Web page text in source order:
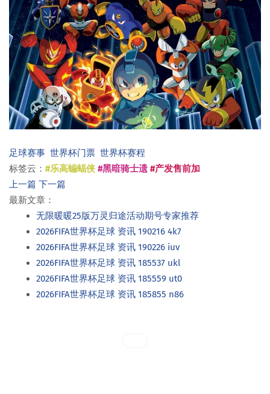
足球赛事 世界杯门票 世界杯赛程
标签云： #乐高蝙蝠侠 #黑暗骑士遗 #产发售前加
上一篇 下一篇
最新文章：
无限暖暖25版万灵归途活动期号专家推荐
2026FIFA世界杯足球 资讯 190216 4k7
2026FIFA世界杯足球 资讯 190226 iuv
2026FIFA世界杯足球 资讯 185537 ukl
2026FIFA世界杯足球 资讯 185559 ut0
2026FIFA世界杯足球 资讯 185855 n86